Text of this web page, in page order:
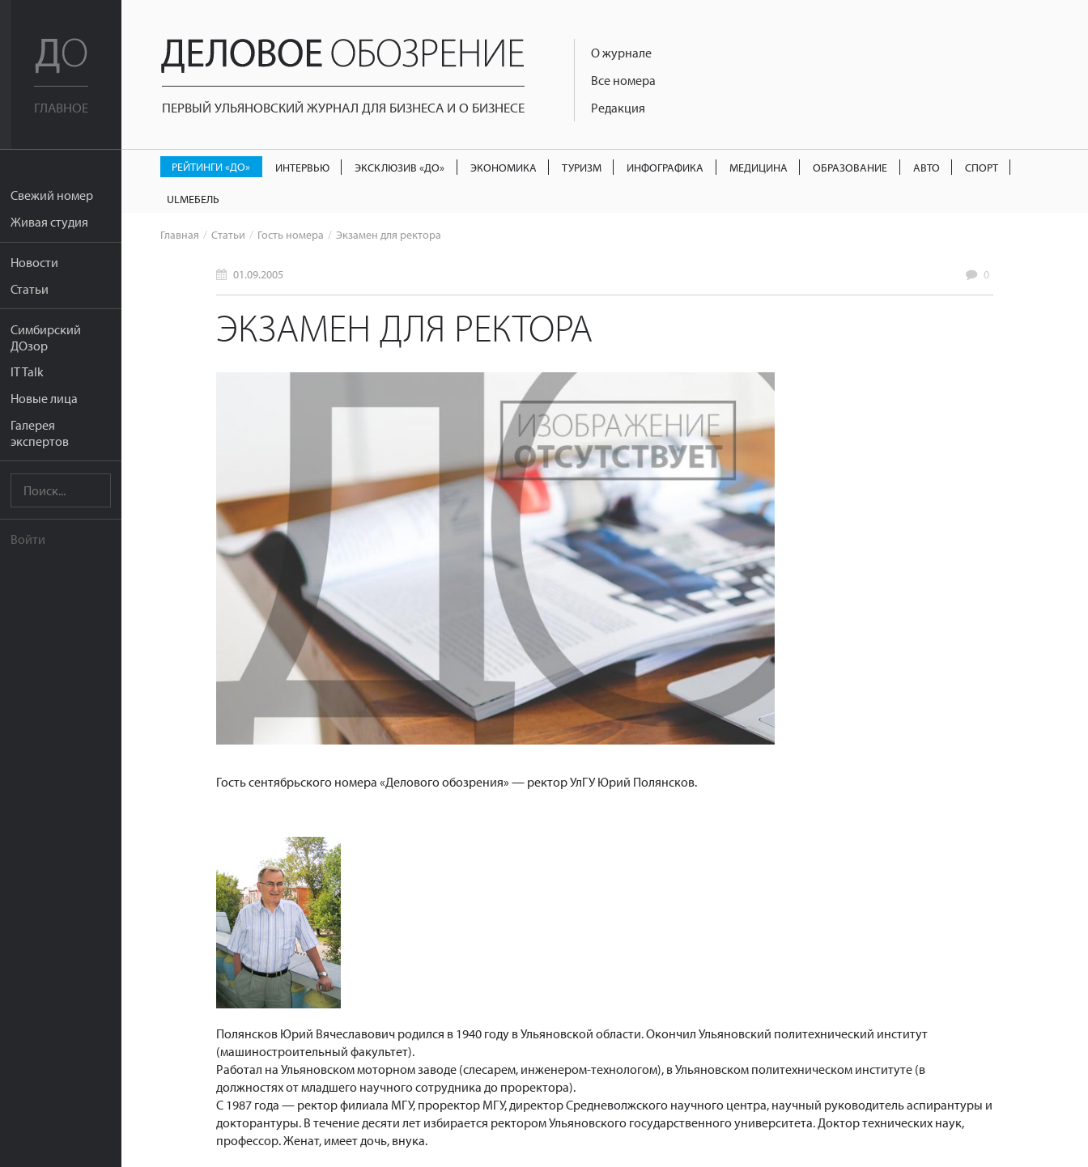
ГЛАВНОЕ
Свежий номер
Живая студия
Новости
Статьи
Симбирский
ДОзор
IT Talk
Новые лица
Галерея
экспертов
Войти
ПЕРВЫЙ УЛЬЯНОВСКИЙ ЖУРНАЛ ДЛЯ БИЗНЕСА И О БИЗНЕСЕ
О журнале
Все номера
Редакция
РЕЙТИНГИ «ДО» ИНТЕРВЬЮ ЭКСКЛЮЗИВ «ДО» ЭКОНОМИКА ТУРИЗМ ИНФОГРАФИКА МЕДИЦИНА ОБРАЗОВАНИЕ АВТО СПОРТ
ULМЕБЕЛЬ
Главная Статьи Гость номера Экзамен для ректора
01.09.2005 0
ЭКЗАМЕН ДЛЯ РЕКТОРА
Гость сентябрьского номера «Делового обозрения» — ректор УлГУ Юрий Полянсков.
Полянсков Юрий Вячеславович родился в 1940 году в Ульяновской области. Окончил Ульяновский политехнический институт
(машиностроительный факультет).
Работал на Ульяновском моторном заводе (слесарем, инженером-технологом), в Ульяновском политехническом институте (в
должностях от младшего научного сотрудника до проректора).
С 1987 года — ректор филиала МГУ, проректор МГУ, директор Средневолжского научного центра, научный руководитель аспирантуры и
докторантуры. В течение десяти лет избирается ректором Ульяновского государственного университета. Доктор технических наук,
профессор. Женат, имеет дочь, внука.